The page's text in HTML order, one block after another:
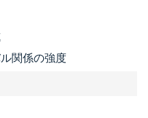
関係の強度